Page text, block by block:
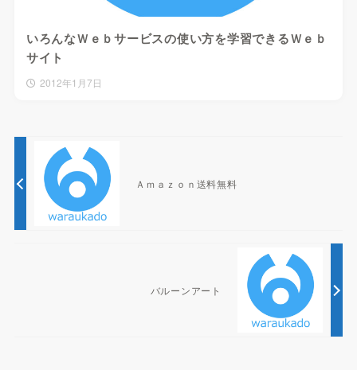
いろんなＷｅｂサービスの使い方を学習できるＷｅｂ
サイト
2012年1月7日
Ａｍａｚｏｎ送料無料
バルーンアート